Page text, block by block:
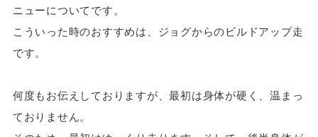
ニューについてです。
こういった時のおすすめは、ジョグからのビルドアップ走
です。
何度もお伝えしておりますが、最初は身体が硬く、温まっ
ておりません。